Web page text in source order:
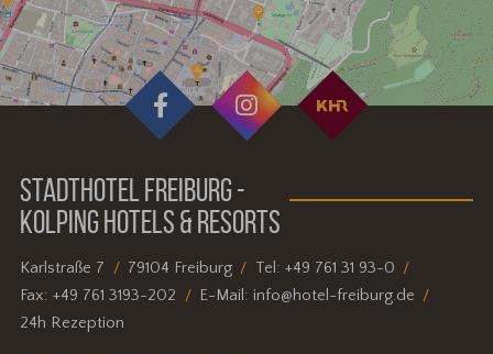
STADTHOTEL FREIBURG -
KOLPING HOTELS & RESORTS
Karlstraße 7 79104 Freiburg Tel: +49 761 31 93-0
Fax:+49 761 3193-202 E-Mail: info@hotel-freiburg.de
24h Rezeption